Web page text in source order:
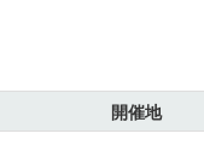
開催地